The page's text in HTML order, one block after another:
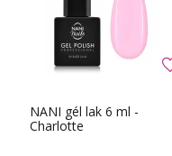
NANI gél lak 6 ml -
Charlotte